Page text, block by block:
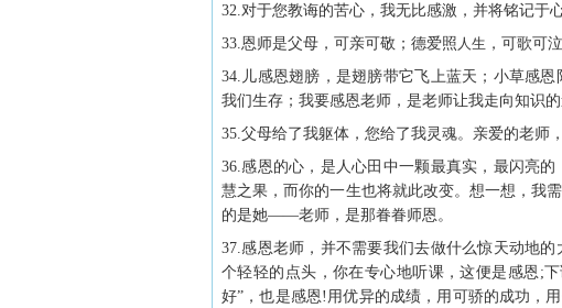
32.对于您教诲的苦心，我无比感激，并将铭记于
33.恩师是父母，可亲可敬；德爱照 人生 ，可歌可
34.儿感恩翅膀，是翅膀带它飞上蓝天；小草感
我们生存；我要感恩老师，是老师让我走向知识的
35.父母给了我躯体，您给了我灵魂。亲爱的老师
36.感恩的心，是人心田中一颗最真实，最闪亮
慧之果，而你的一生也将就此改变。想一想，我
的是她——老师，是那眷眷师恩。
37.感恩老师，并不需要我们去做什么惊天动地
个轻轻的点头，你在专心地听课，这便是感恩;
好”，也是感恩!用优异的成绩，用可骄的成功，